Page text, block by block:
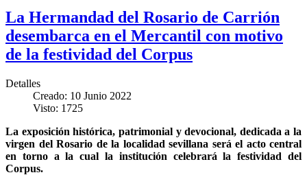
La Hermandad del Rosario de Carrión
desembarca en el Mercantil con motivo
de la festividad del Corpus
Detalles
Creado: 10 Junio 2022
Visto: 1725
La exposición histórica, patrimonial y devocional, dedicada a la
virgen del Rosario de la localidad sevillana será el acto central
en torno a la cual la institución celebrará la festividad del
Corpus.